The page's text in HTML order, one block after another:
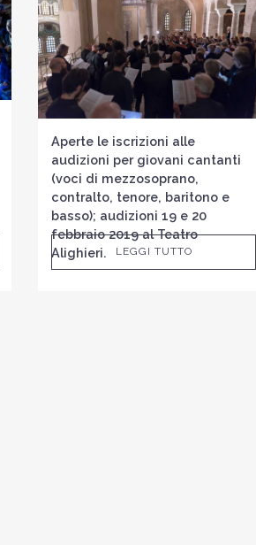
Aperte le iscrizioni alle
audizioni per giovani cantanti
(voci di mezzosoprano,
contralto, tenore, baritono e
basso); audizioni 19 e 20
febbraio 2019 al Teatro
Alighieri.
LEGGI TUTTO